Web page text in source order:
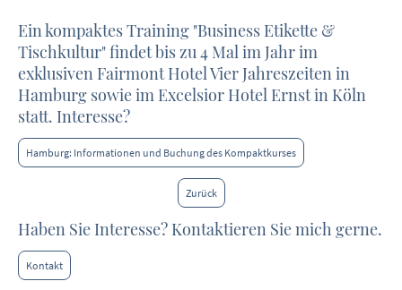
Ein kompaktes Training "Business Etikette &
Tischkultur" findet bis zu 4 Mal im Jahr im
exklusiven Fairmont Hotel Vier Jahreszeiten in
Hamburg sowie im Excelsior Hotel Ernst in Köln
statt. Interesse?
Hamburg: Informationen und Buchung des Kompaktkurses
Zurück
Haben Sie Interesse? Kontaktieren Sie mich gerne.
Kontakt